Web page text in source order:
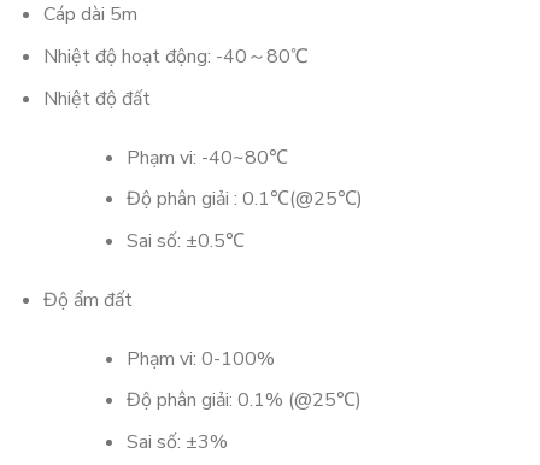
Cáp dài 5m
Nhiệt độ hoạt động: -40～80℃
Nhiệt độ đất
Phạm vi: -40~80℃
Độ phân giải : 0.1℃(@25℃)
Sai số: ±0.5℃
Độ ẩm đất
Phạm vi: 0-100%
Độ phân giải: 0.1% (@25℃)
Sai số: ±3%